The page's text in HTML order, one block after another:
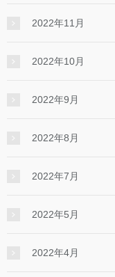
2022年11月
2022年10月
2022年9月
2022年8月
2022年7月
2022年5月
2022年4月